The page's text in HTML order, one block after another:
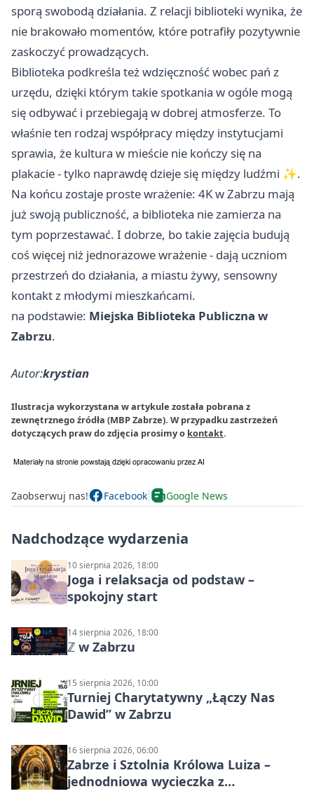
sporą swobodą działania. Z relacji biblioteki wynika, że
nie brakowało momentów, które potrafiły pozytywnie
zaskoczyć prowadzących.
Biblioteka podkreśla też wdzięczność wobec pań z
urzędu, dzięki którym takie spotkania w ogóle mogą
się odbywać i przebiegają w dobrej atmosferze. To
właśnie ten rodzaj współpracy między instytucjami
sprawia, że kultura w mieście nie kończy się na
plakacie - tylko naprawdę dzieje się między ludźmi ✨.
Na końcu zostaje proste wrażenie: 4K w Zabrzu mają
już swoją publiczność, a biblioteka nie zamierza na
tym poprzestawać. I dobrze, bo takie zajęcia budują
coś więcej niż jednorazowe wrażenie - dają uczniom
przestrzeń do działania, a miastu żywy, sensowny
kontakt z młodymi mieszkańcami.
na podstawie: Miejska Biblioteka Publiczna w
Zabrzu.
Autor:krystian
Ilustracja wykorzystana w artykule została pobrana z
zewnętrznego źródła (MBP Zabrze). W przypadku zastrzeżeń
dotyczących praw do zdjęcia prosimy o kontakt.
Zaobserwuj nas! Facebook Google News
Nadchodzące wydarzenia
10 sierpnia 2026, 18:00
Joga i relaksacja od podstaw –
spokojny start
14 sierpnia 2026, 18:00
ℤ w Zabrzu
15 sierpnia 2026, 10:00
Turniej Charytatywny „Łączy Nas
Dawid” w Zabrzu
16 sierpnia 2026, 06:00
Zabrze i Sztolnia Królowa Luiza –
jednodniowa wycieczka z